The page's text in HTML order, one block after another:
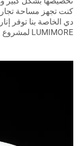
كنت تجهز مساحة
دي الخاصة بنا توفر
LUMIMORE لمشروع الإضاءة القادم الخاص بك.